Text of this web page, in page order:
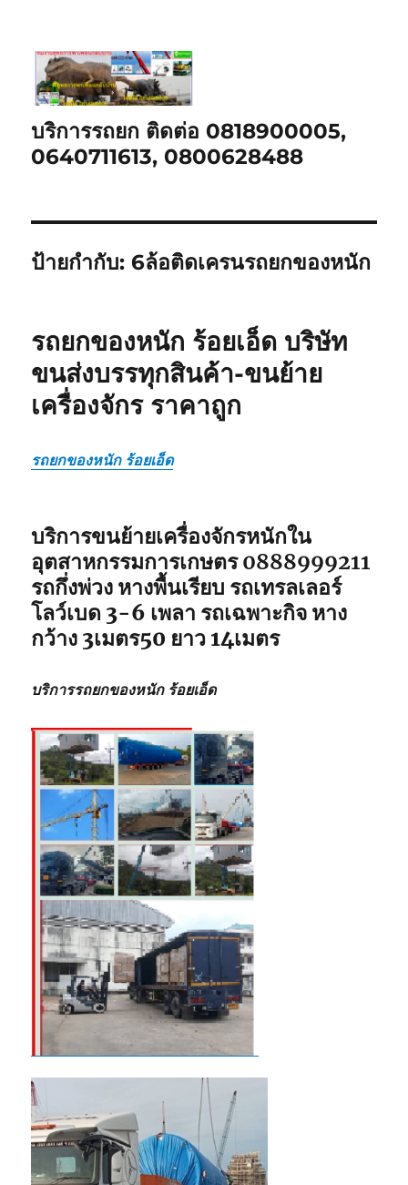
บริการรถยก ติดต่อ 0818900005,
0640711613, 0800628488
ป้ายกำกับ: 6ล้อติดเครนรถยกของหนัก
รถยกของหนัก ร้อยเอ็ด บริษัท
ขนส่งบรรทุกสินค้า-ขนย้าย
เครื่องจักร ราคาถูก
รถยกของหนัก ร้อยเอ็ด
บริการขนย้ายเครื่องจักรหนักใน
อุตสาหกรรมการเกษตร 0888999211
รถกึ่งพ่วง หางพื้นเรียบ รถเทรลเลอร์
โลว์เบด 3-6 เพลา รถเฉพาะกิจ หาง
กว้าง 3เมตร50 ยาว 14เมตร
บริการรถยกของหนัก ร้อยเอ็ด